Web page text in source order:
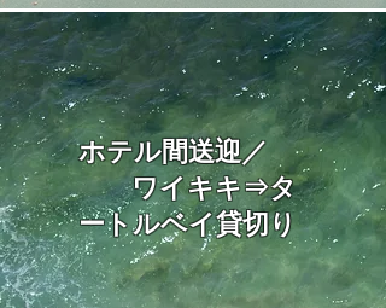
ホテル間送迎／
ワイキキ⇒タ
ートルベイ貸切り